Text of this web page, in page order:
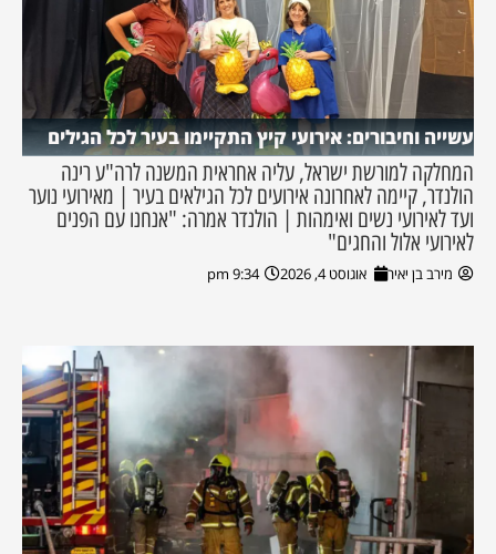
עשייה וחיבורים: אירועי קיץ התקיימו בעיר לכל הגילים
המחלקה למורשת ישראל, עליה אחראית המשנה לרה"ע רינה
הולנדר, קיימה לאחרונה אירועים לכל הגילאים בעיר | מאירועי נוער
ועד לאירועי נשים ואימהות | הולנדר אמרה: "אנחנו עם הפנים
לאירועי אלול והחגים"
מירב בן יאיר אוגוסט 4, 2026 9:34 pm